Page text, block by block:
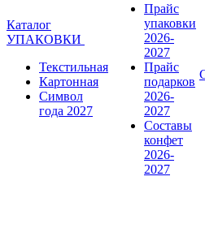
Каталог
УПАКОВКИ
Текстильная
Картонная
Символ
года 2027
Прайс
упаковки
2026-
2027
Прайс
подарков
2026-
2027
Составы
конфет
2026-
2027